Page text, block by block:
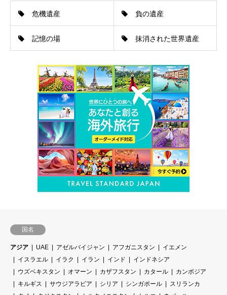
危機遺産 負の遺産
記憶の場 抹消された世界遺産
国名
アジア UAE アゼルバイジャン アフガニスタン
イエメン
イスラエル
イラク イラン インド
インドネシア
ウズベキスタン
オマーン カザフスタン カタール
カンボジア
キルギス
サウジアラビア シリア シンガポール
スリランカ